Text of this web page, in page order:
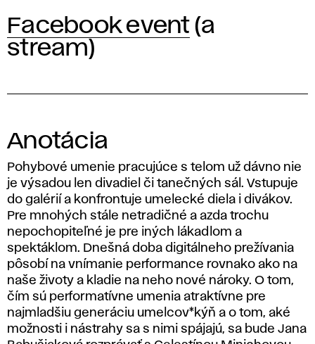
Facebook event(a
stream)
Anotácia
Pohybové umenie pracujúce s telom už dávno nie
je výsadou len divadiel či tanečných sál. Vstupuje
do galérií a konfrontuje umelecké diela i divákov.
Pre mnohých stále netradičné a azda trochu
nepochopiteľné je pre iných lákadlom a
spektáklom. Dnešná doba digitálneho prežívania
pôsobí na vnímanie performance rovnako ako na
naše životy a kladie na neho nové nároky. O tom,
čím sú performatívne umenia atraktívne pre
najmladšiu generáciu umelcov*kýň a o tom, aké
možnosti i nástrahy sa s nimi spájajú, sa bude Jana